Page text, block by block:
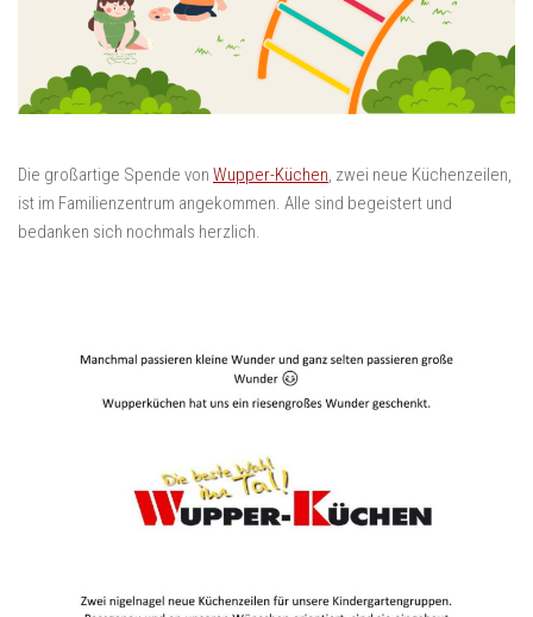
Die großartige Spende von Wupper-Küchen, zwei neue Küchenzeilen,
ist im Familienzentrum angekommen. Alle sind begeistert und
bedanken sich nochmals herzlich.